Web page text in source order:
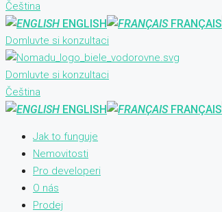
Čeština
ENGLISH FRANÇAIS
Domluvte si konzultaci
Domluvte si konzultaci
Čeština
ENGLISH FRANÇAIS
Jak to funguje
Nemovitosti
Pro developeri
O nás
Prodej